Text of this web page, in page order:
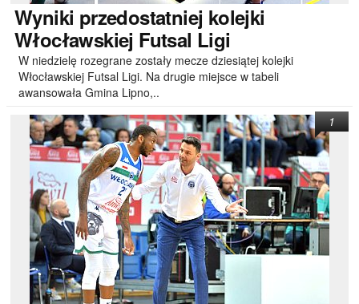
Wyniki przedostatniej kolejki
Włocławskiej Futsal Ligi
W niedzielę rozegrane zostały mecze dziesiątej kolejki
Włocławskiej Futsal Ligi. Na drugie miejsce w tabeli
awansowała Gmina Lipno,..
1